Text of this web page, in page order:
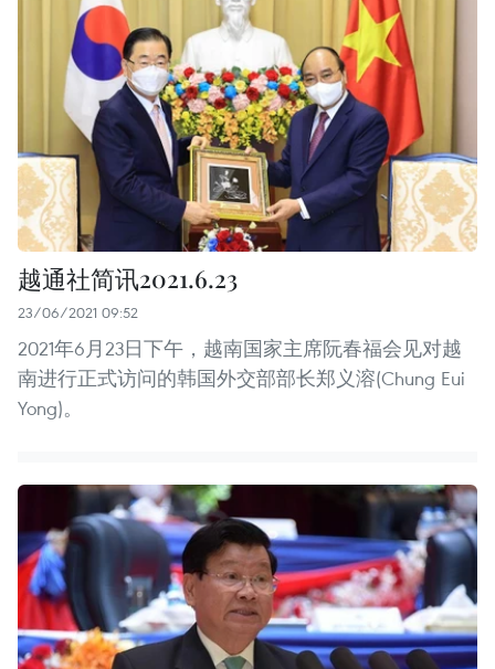
越通社简讯2021.6.23
23/06/2021 09:52
2021年6月23日下午，越南国家主席阮春福会见对越
南进行正式访问的韩国外交部部长郑义溶(Chung Eui
Yong)。